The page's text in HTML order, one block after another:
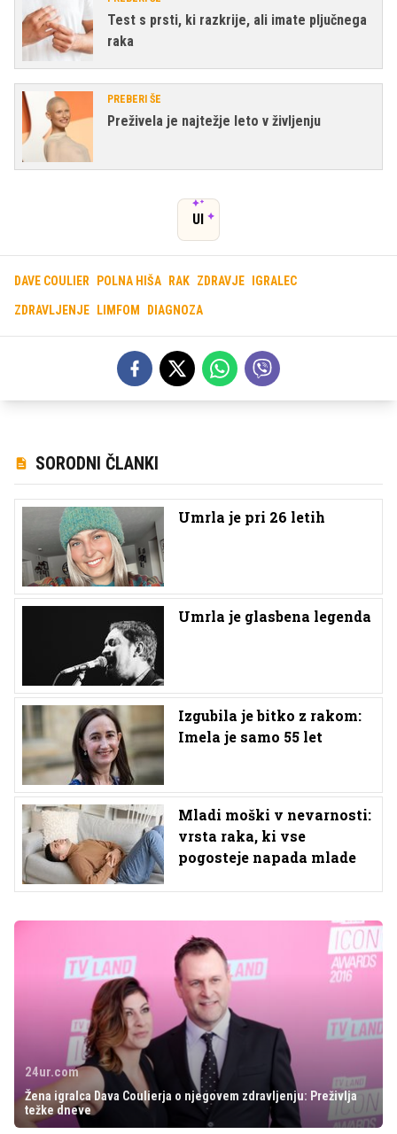
Test s prsti, ki razkrije, ali imate pljučnega
raka
PREBERI ŠE
Preživela je najtežje leto v življenju
UI
DAVE COULIER POLNA HIŠA RAK ZDRAVJE IGRALEC
ZDRAVLJENJE LIMFOM DIAGNOZA
SORODNI ČLANKI
Umrla je pri 26 letih
Umrla je glasbena legenda
Izgubila je bitko z rakom:
Imela je samo 55 let
Mladi moški v nevarnosti:
vrsta raka, ki vse
pogosteje napada mlade
24ur.com
Žena igralca Dava Coulierja o njegovem zdravljenju: Preživlja
težke dneve